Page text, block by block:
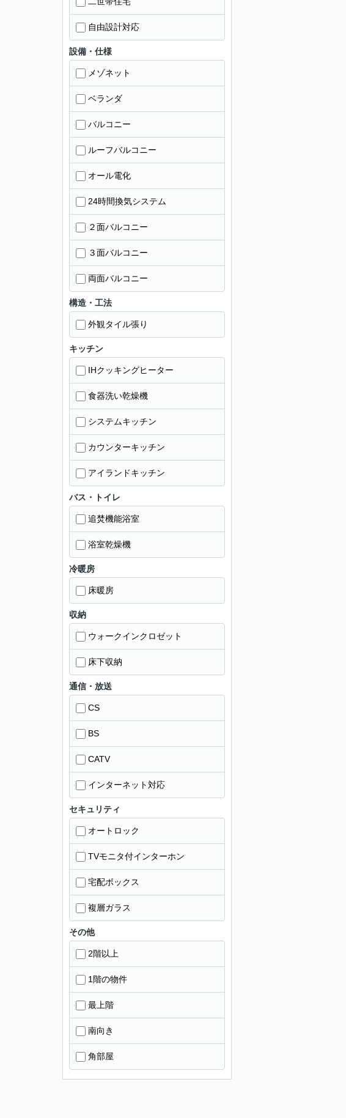
自由設計対応
設備・仕様
メゾネット
ベランダ
バルコニー
ルーフバルコニー
オール電化
24時間換気システム
２面バルコニー
３面バルコニー
両面バルコニー
構造・工法
外観タイル張り
キッチン
IHクッキングヒーター
食器洗い乾燥機
システムキッチン
カウンターキッチン
アイランドキッチン
バス・トイレ
追焚機能浴室
浴室乾燥機
冷暖房
床暖房
収納
ウォークインクロゼット
床下収納
通信・放送
CS
BS
CATV
インターネット対応
セキュリティ
オートロック
TVモニタ付インターホン
宅配ボックス
複層ガラス
その他
2階以上
1階の物件
最上階
南向き
角部屋